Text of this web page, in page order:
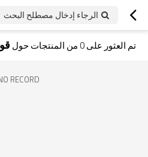
الرجاء إدخال مصطلح البحث
تم العثور على0من المنتجات حول
RECORD